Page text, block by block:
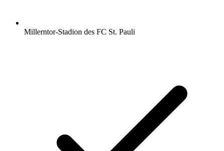
Millerntor-Stadion des FC St. Pauli